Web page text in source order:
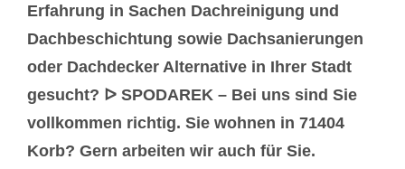
Erfahrung in Sachen Dachreinigung und
Dachbeschichtung sowie Dachsanierungen
oder Dachdecker Alternative in Ihrer Stadt
gesucht? ᐅ SPODAREK – Bei uns sind Sie
vollkommen richtig. Sie wohnen in 71404
Korb? Gern arbeiten wir auch für Sie.